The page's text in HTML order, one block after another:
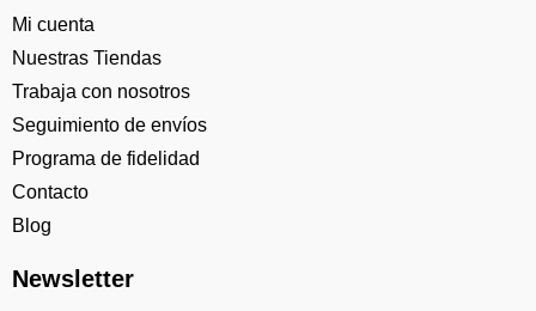
Mi cuenta
Nuestras Tiendas
Trabaja con nosotros
Seguimiento de envíos
Programa de fidelidad
Contacto
Blog
Newsletter